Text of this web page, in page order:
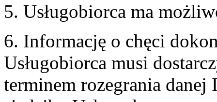
5. Usługobiorca ma
6. Informację o chęci
Usługobiorca musi
terminem rozegrania